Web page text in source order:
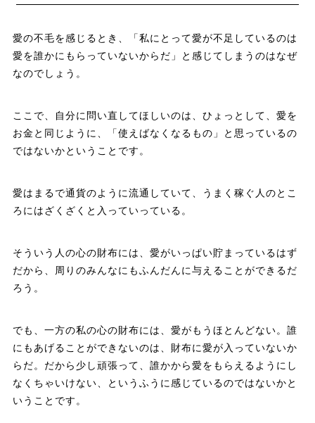
愛の不毛を感じるとき、「私にとって愛が不足しているのは
愛を誰かにもらっていないからだ」と感じてしまうのはなぜ
なのでしょう。
ここで、自分に問い直してほしいのは、ひょっとして、愛を
お金と同じように、「使えばなくなるもの」と思っているの
ではないかということです。
愛はまるで通貨のように流通していて、うまく稼ぐ人のとこ
ろにはざくざくと入っていっている。
そういう人の心の財布には、愛がいっぱい貯まっているはず
だから、周りのみんなにもふんだんに与えることができるだ
ろう。
でも、一方の私の心の財布には、愛がもうほとんどない。誰
にもあげることができないのは、財布に愛が入っていないか
らだ。だから少し頑張って、誰かから愛をもらえるようにし
なくちゃいけない、というふうに感じているのではないかと
いうことです。